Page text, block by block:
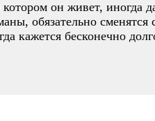
он живет, иногда
обязательно сменятся
кажется бесконечно